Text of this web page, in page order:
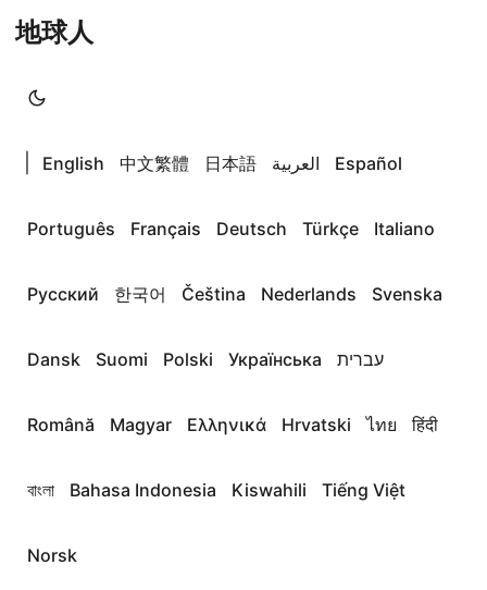
地球人
English 中文繁體 日本語 العربية Español
Português Français Deutsch Türkçe Italiano
Русский 한국어 Čeština Nederlands Svenska
Dansk Suomi Polski Українська עברית
Română Magyar Ελληνικά Hrvatski ไทย हिंदी
বাংলা Bahasa Indonesia Kiswahili Tiếng Việt
Norsk